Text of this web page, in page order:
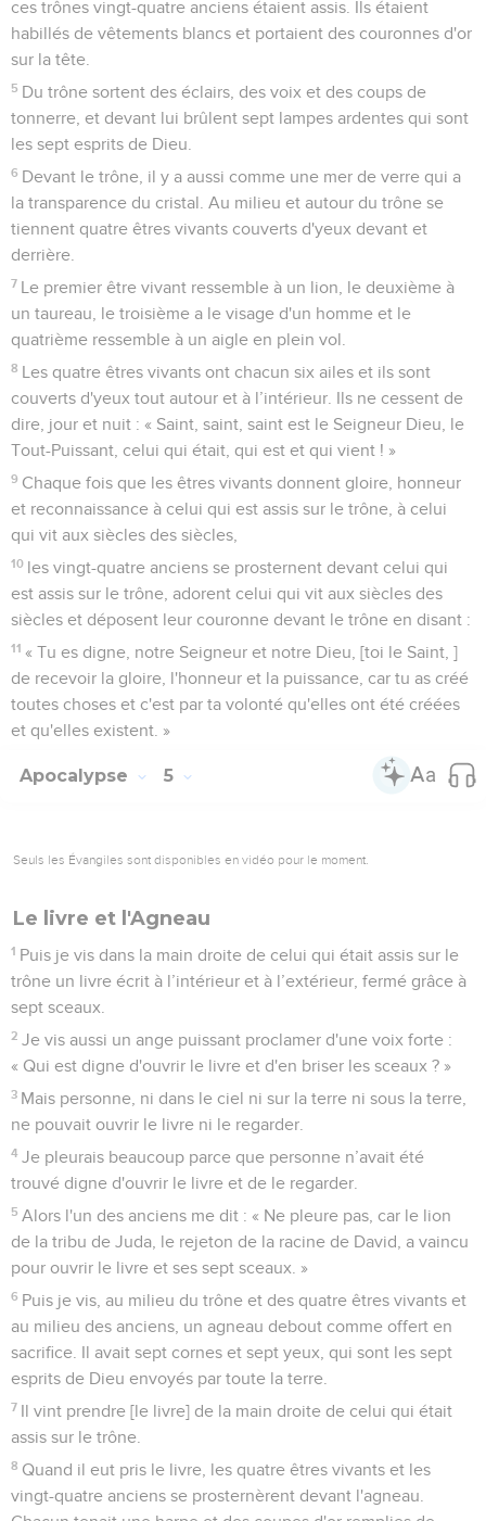
ces trônes vingt-quatre anciens étaient assis. Ils étaient
habillés de vêtements blancs et portaient des couronnes d'or
sur la tête.
5 Du trône sortent des éclairs, des voix et des coups de
tonnerre, et devant lui brûlent sept lampes ardentes qui sont
les sept esprits de Dieu.
6 Devant le trône, il y a aussi comme une mer de verre qui a
la transparence du cristal. Au milieu et autour du trône se
tiennent quatre êtres vivants couverts d'yeux devant et
derrière.
7 Le premier être vivant ressemble à un lion, le deuxième à
un taureau, le troisième a le visage d'un homme et le
quatrième ressemble à un aigle en plein vol.
8 Les quatre êtres vivants ont chacun six ailes et ils sont
couverts d'yeux tout autour et à l’intérieur. Ils ne cessent de
dire, jour et nuit : « Saint, saint, saint est le Seigneur Dieu, le
Tout-Puissant, celui qui était, qui est et qui vient ! »
9 Chaque fois que les êtres vivants donnent gloire, honneur
et reconnaissance à celui qui est assis sur le trône, à celui
qui vit aux siècles des siècles,
10 les vingt-quatre anciens se prosternent devant celui qui
est assis sur le trône, adorent celui qui vit aux siècles des
siècles et déposent leur couronne devant le trône en disant :
11 « Tu es digne, notre Seigneur et notre Dieu, [toi le Saint, ]
de recevoir la gloire, l'honneur et la puissance, car tu as créé
toutes choses et c'est par ta volonté qu'elles ont été créées
et qu'elles existent. »
Apocalypse 5
Seuls les Évangiles sont disponibles en vidéo pour le moment.
Le livre et l'Agneau
1 Puis je vis dans la main droite de celui qui était assis sur le
trône un livre écrit à l’intérieur et à l’extérieur, fermé grâce à
sept sceaux.
2 Je vis aussi un ange puissant proclamer d'une voix forte :
« Qui est digne d'ouvrir le livre et d'en briser les sceaux ? »
3 Mais personne, ni dans le ciel ni sur la terre ni sous la terre,
ne pouvait ouvrir le livre ni le regarder.
4 Je pleurais beaucoup parce que personne n’avait été
trouvé digne d'ouvrir le livre et de le regarder.
5 Alors l'un des anciens me dit : « Ne pleure pas, car le lion
de la tribu de Juda, le rejeton de la racine de David, a vaincu
pour ouvrir le livre et ses sept sceaux. »
6 Puis je vis, au milieu du trône et des quatre êtres vivants et
au milieu des anciens, un agneau debout comme offert en
sacrifice. Il avait sept cornes et sept yeux, qui sont les sept
esprits de Dieu envoyés par toute la terre.
7 Il vint prendre [le livre] de la main droite de celui qui était
assis sur le trône.
8 Quand il eut pris le livre, les quatre êtres vivants et les
vingt-quatre anciens se prosternèrent devant l'agneau.